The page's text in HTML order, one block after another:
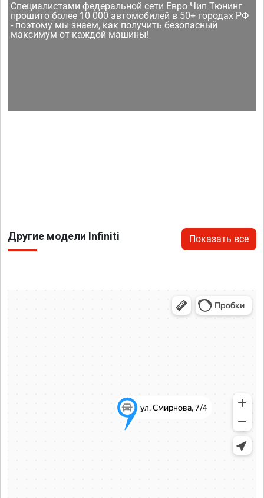
Специалистами федеральной сети Евро Чип Тюнинг
прошито более 10 000 автомобилей в 50+ городах РФ
- поэтому мы знаем, как получить безопасный
максимум от каждой машины!
Другие модели Infiniti Показать все